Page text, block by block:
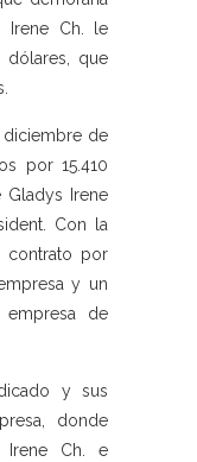
Irene Ch. le
que
diciembre de
por 15.410
Gladys Irene
Con la
contrato por
y un
de
y sus
donde
Irene Ch. e